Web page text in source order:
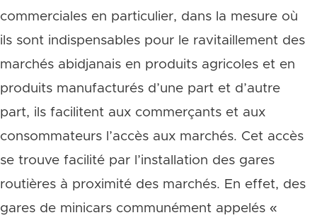
commerciales en particulier, dans la mesure où
ils sont indispensables pour le ravitaillement des
marchés abidjanais en produits agricoles et en
produits manufacturés d’une part et d’autre
part, ils facilitent aux commerçants et aux
consommateurs l’accès aux marchés. Cet accès
se trouve facilité par l’installation des gares
routières à proximité des marchés. En effet, des
gares de minicars communément appelés «